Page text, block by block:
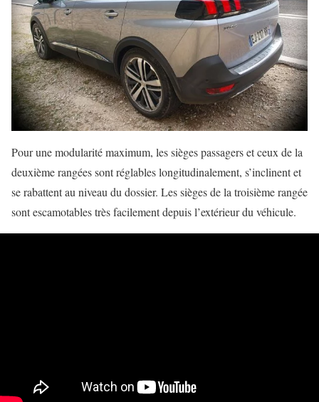
Pour une modularité maximum, les sièges passagers et ceux de la
deuxième rangées sont réglables longitudinalement, s’inclinent et
se rabattent au niveau du dossier. Les sièges de la troisième rangée
sont escamotables très facilement depuis l’extérieur du véhicule.